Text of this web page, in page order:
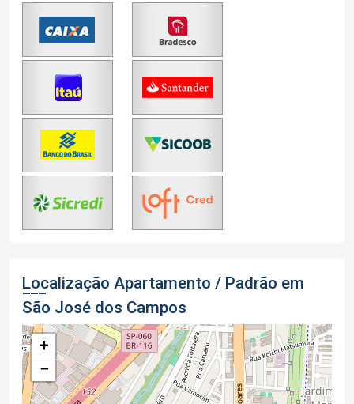
Localização Apartamento / Padrão em
São José dos Campos
+
−